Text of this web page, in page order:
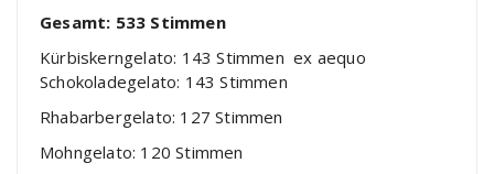
Gesamt: 533 Stimmen
Kürbiskerngelato: 143 Stimmen ex aequo
Schokoladegelato: 143 Stimmen
Rhabarbergelato: 127 Stimmen
Mohngelato: 120 Stimmen